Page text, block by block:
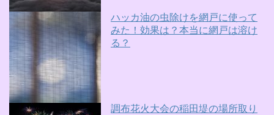
ハッカ油の虫除けを網戸に使って
みた！効果は？本当に網戸は溶け
る？
調布花火大会の稲田堤の場所取り